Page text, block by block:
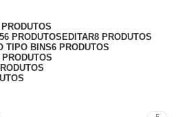
PRODUTOS EDITAR8 PRODUTOS
TIPO BINS6 PRODUTOS
PRODUTOS